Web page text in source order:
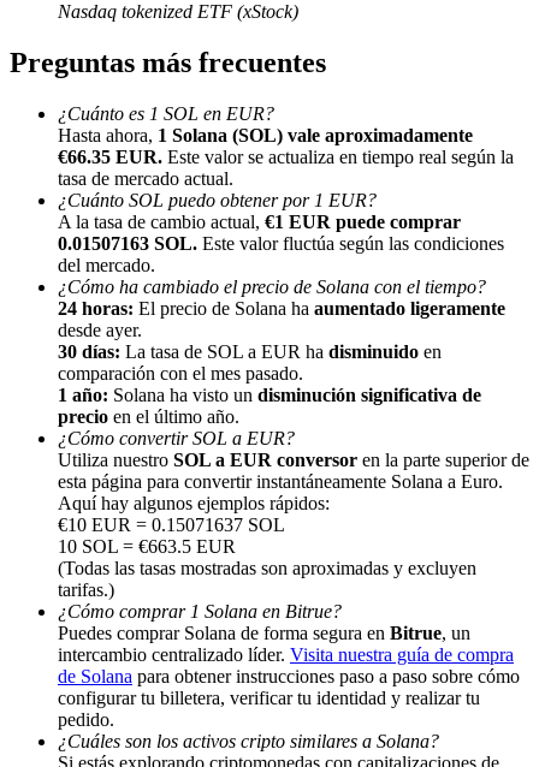
Referencia
Invita a un amigo para recibir recompensas en efectivo
BTC Welcome Rewards
BTC Welcome Rewards
Deposit & Trade BTC to Share 25000 USDT prize pool!
Deposit CASHCAT & Win
Nasdaq tokenized ETF (xStock)
Preguntas más frecuentes
¿Cuánto es 1 SOL en EUR?
Hasta ahora, 1 Solana (SOL) vale aproximadamente
€66.35 EUR. Este valor se actualiza en tiempo real según la
tasa de mercado actual.
¿Cuánto SOL puedo obtener por 1 EUR?
A la tasa de cambio actual, €1 EUR puede comprar
0.01507163 SOL. Este valor fluctúa según las condiciones
del mercado.
¿Cómo ha cambiado el precio de Solana con el tiempo?
24 horas: El precio de Solana ha aumentado ligeramente
desde ayer.
30 días: La tasa de SOL a EUR ha disminuido en
comparación con el mes pasado.
1 año: Solana ha visto un disminución significativa de
precio en el último año.
¿Cómo convertir SOL a EUR?
Utiliza nuestro SOL a EUR conversor en la parte superior de
esta página para convertir instantáneamente Solana a Euro.
Aquí hay algunos ejemplos rápidos:
€10 EUR = 0.15071637 SOL
10 SOL = €663.5 EUR
(Todas las tasas mostradas son aproximadas y excluyen
tarifas.)
¿Cómo comprar 1 Solana en Bitrue?
Puedes comprar Solana de forma segura en Bitrue, un
intercambio centralizado líder. Visita nuestra guía de compra
de Solana para obtener instrucciones paso a paso sobre cómo
configurar tu billetera, verificar tu identidad y realizar tu
pedido.
¿Cuáles son los activos cripto similares a Solana?
Si estás explorando criptomonedas con capitalizaciones de